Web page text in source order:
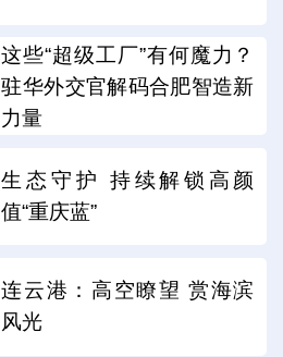
这些“超级工厂”有何魔力？
驻华外交官解码合肥智造新
力量
生态守护 持续解锁高颜
值“重庆蓝”
连云港：高空瞭望 赏海滨
风光